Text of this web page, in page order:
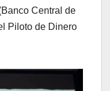
Central de
Piloto de Dinero